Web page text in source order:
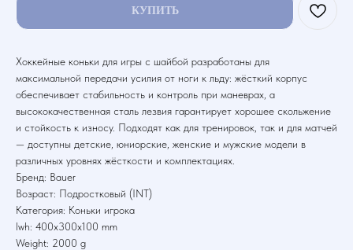
КУПИТЬ
Хоккейные коньки для игры с шайбой разработаны для
максимальной передачи усилия от ноги к льду: жёсткий корпус
обеспечивает стабильность и контроль при маневрах, а
высококачественная сталь лезвия гарантирует хорошее скольжение
и стойкость к износу. Подходят как для тренировок, так и для матчей
— доступны детские, юниорские, женские и мужские модели в
различных уровнях жёсткости и комплектациях.
Бренд: Bauer
Возраст: Подростковый (INT)
Категория: Коньки игрока
lwh: 400x300x100 mm
Weight: 2000 g